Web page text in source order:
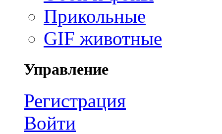
Прикольные
GIF животные
Управление
Регистрация
Войти